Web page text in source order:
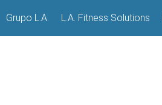
Grupo L.A. L.A. Fitness Solutions